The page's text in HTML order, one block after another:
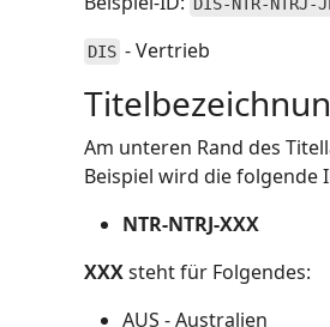
DIS - Vertrieb
Am unteren Rand des
Beispiel wird die folgende
NTR-NTRJ-XXX
XXXsteht für Folgendes:
AUS - Australien